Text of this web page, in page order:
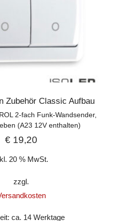
Zubehör Classic Aufbau
2-fach Funk-Wandsender,
(A23 12V enthalten)
€ 19,20
20 % MwSt.
zzgl.
ca. 14 Werktage